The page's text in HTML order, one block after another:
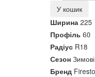
У кошик
Ширина 225
Профіль 60
Радіус R18
Сезон Зимові
Бренд